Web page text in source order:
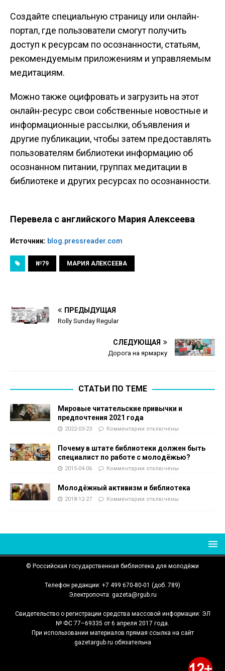
Создайте специальную страницу или онлайн-
портал, где пользователи смогут получить
доступ к ресурсам по осознанности, статьям,
рекомендуемым приложениям и управляемым
медитациям.
Можно также оцифровать и загрузить на этот
онлайн-ресурс свои собственные новостные и
информационные рассылки, объявления и
другие публикации, чтобы затем предоставлять
пользователям библиотеки информацию об
осознанном питании, группах медитации в
библиотеке и других ресурсах по осознанности.
Перевела с английского Мария Алексеева
Источник: blog.pressreader.com
№79 МАРИЯ АЛЕКСЕЕВА
ПРЕДЫДУЩАЯ
Rolly Sunday Regular
СЛЕДУЮЩАЯ
Дорога на ярмарку
СТАТЬИ ПО ТЕМЕ
Мировые читательские привычки и
предпочтения 2021 года
2022-03-23 Комментарии отключены
Почему в штате библиотеки должен быть
специалист по работе с молодёжью?
2015-04-06 Комментарии отключены
Молодёжный активизм и библиотека
2018-12-27 Комментарии отключены
© Российская государственная библиотека для молодёжи
Телефон редакции: +7 499 670-80-01 (доб. 789)
Электропочта: gazeta@rgub.ru
Свидетельство о регистрации средства массовой информации: ЭЛ
№ ФС 77–69335 от 6 апреля 2017 года.
При использовании материалов прямая ссылка на сайт
gazetargub.ru обязательна